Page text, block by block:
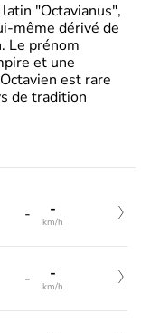
"Octavianus",
même dérivé de
Le prénom
et une
est rare
de tradition
- -
km/h
- -
km/h